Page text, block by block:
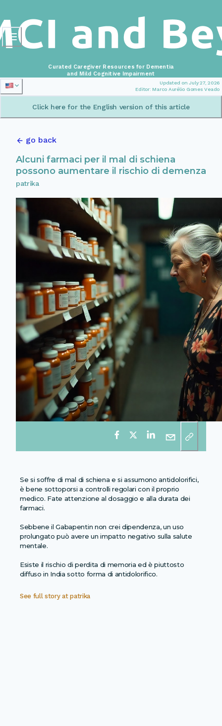
Updated on July 27, 2026
Editor: Marco Aurélio Gomes Veado
Curated Caregiver Resources for Dementia
and Mild Cognitive Impairment
Click here for the English version of this article
go back
Alcuni farmaci per il mal di schiena
possono aumentare il rischio di demenza
patrika
Se si soffre di mal di schiena e si assumono antidolorifici,
è bene sottoporsi a controlli regolari con il proprio
medico. Fate attenzione al dosaggio e alla durata dei
farmaci.
Sebbene il Gabapentin non crei dipendenza, un uso
prolungato può avere un impatto negativo sulla salute
mentale.
Esiste il rischio di perdita di memoria ed è piuttosto
diffuso in India sotto forma di antidolorifico.
See full story atpatrika